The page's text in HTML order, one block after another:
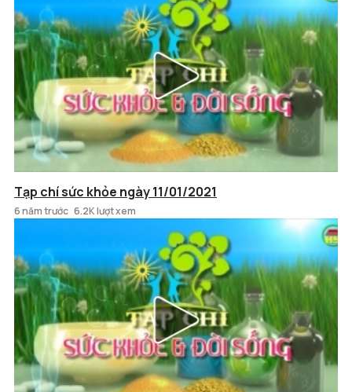
Tạp chí sức khỏe ngày 11/01/2021
6 năm trước 6.2K lượt xem